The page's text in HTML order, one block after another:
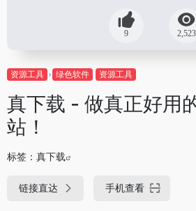
9 2,523
资源工具 绿色软件 资源工具
真下载 - 做真正好用
站！
标签： 真下载
链接直达 手机查看